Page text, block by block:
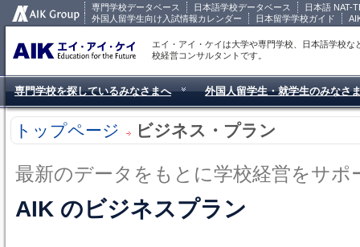
専門学校データベース 日本語学校データベース
日本語 NAT-
外国人留学生向け入試情報カレンダー
日本留学学校ガイド
エイ・アイ・ケイは大学や専門学校、日本語学校な
校経営コンサルタントです。
専門学校を探しているみなさまへ 外国人留学生・就学生のみなさ
トップページ ビジネス・プラン
最新のデータをもとに学校経営をサポ
AIK のビジネスプラン